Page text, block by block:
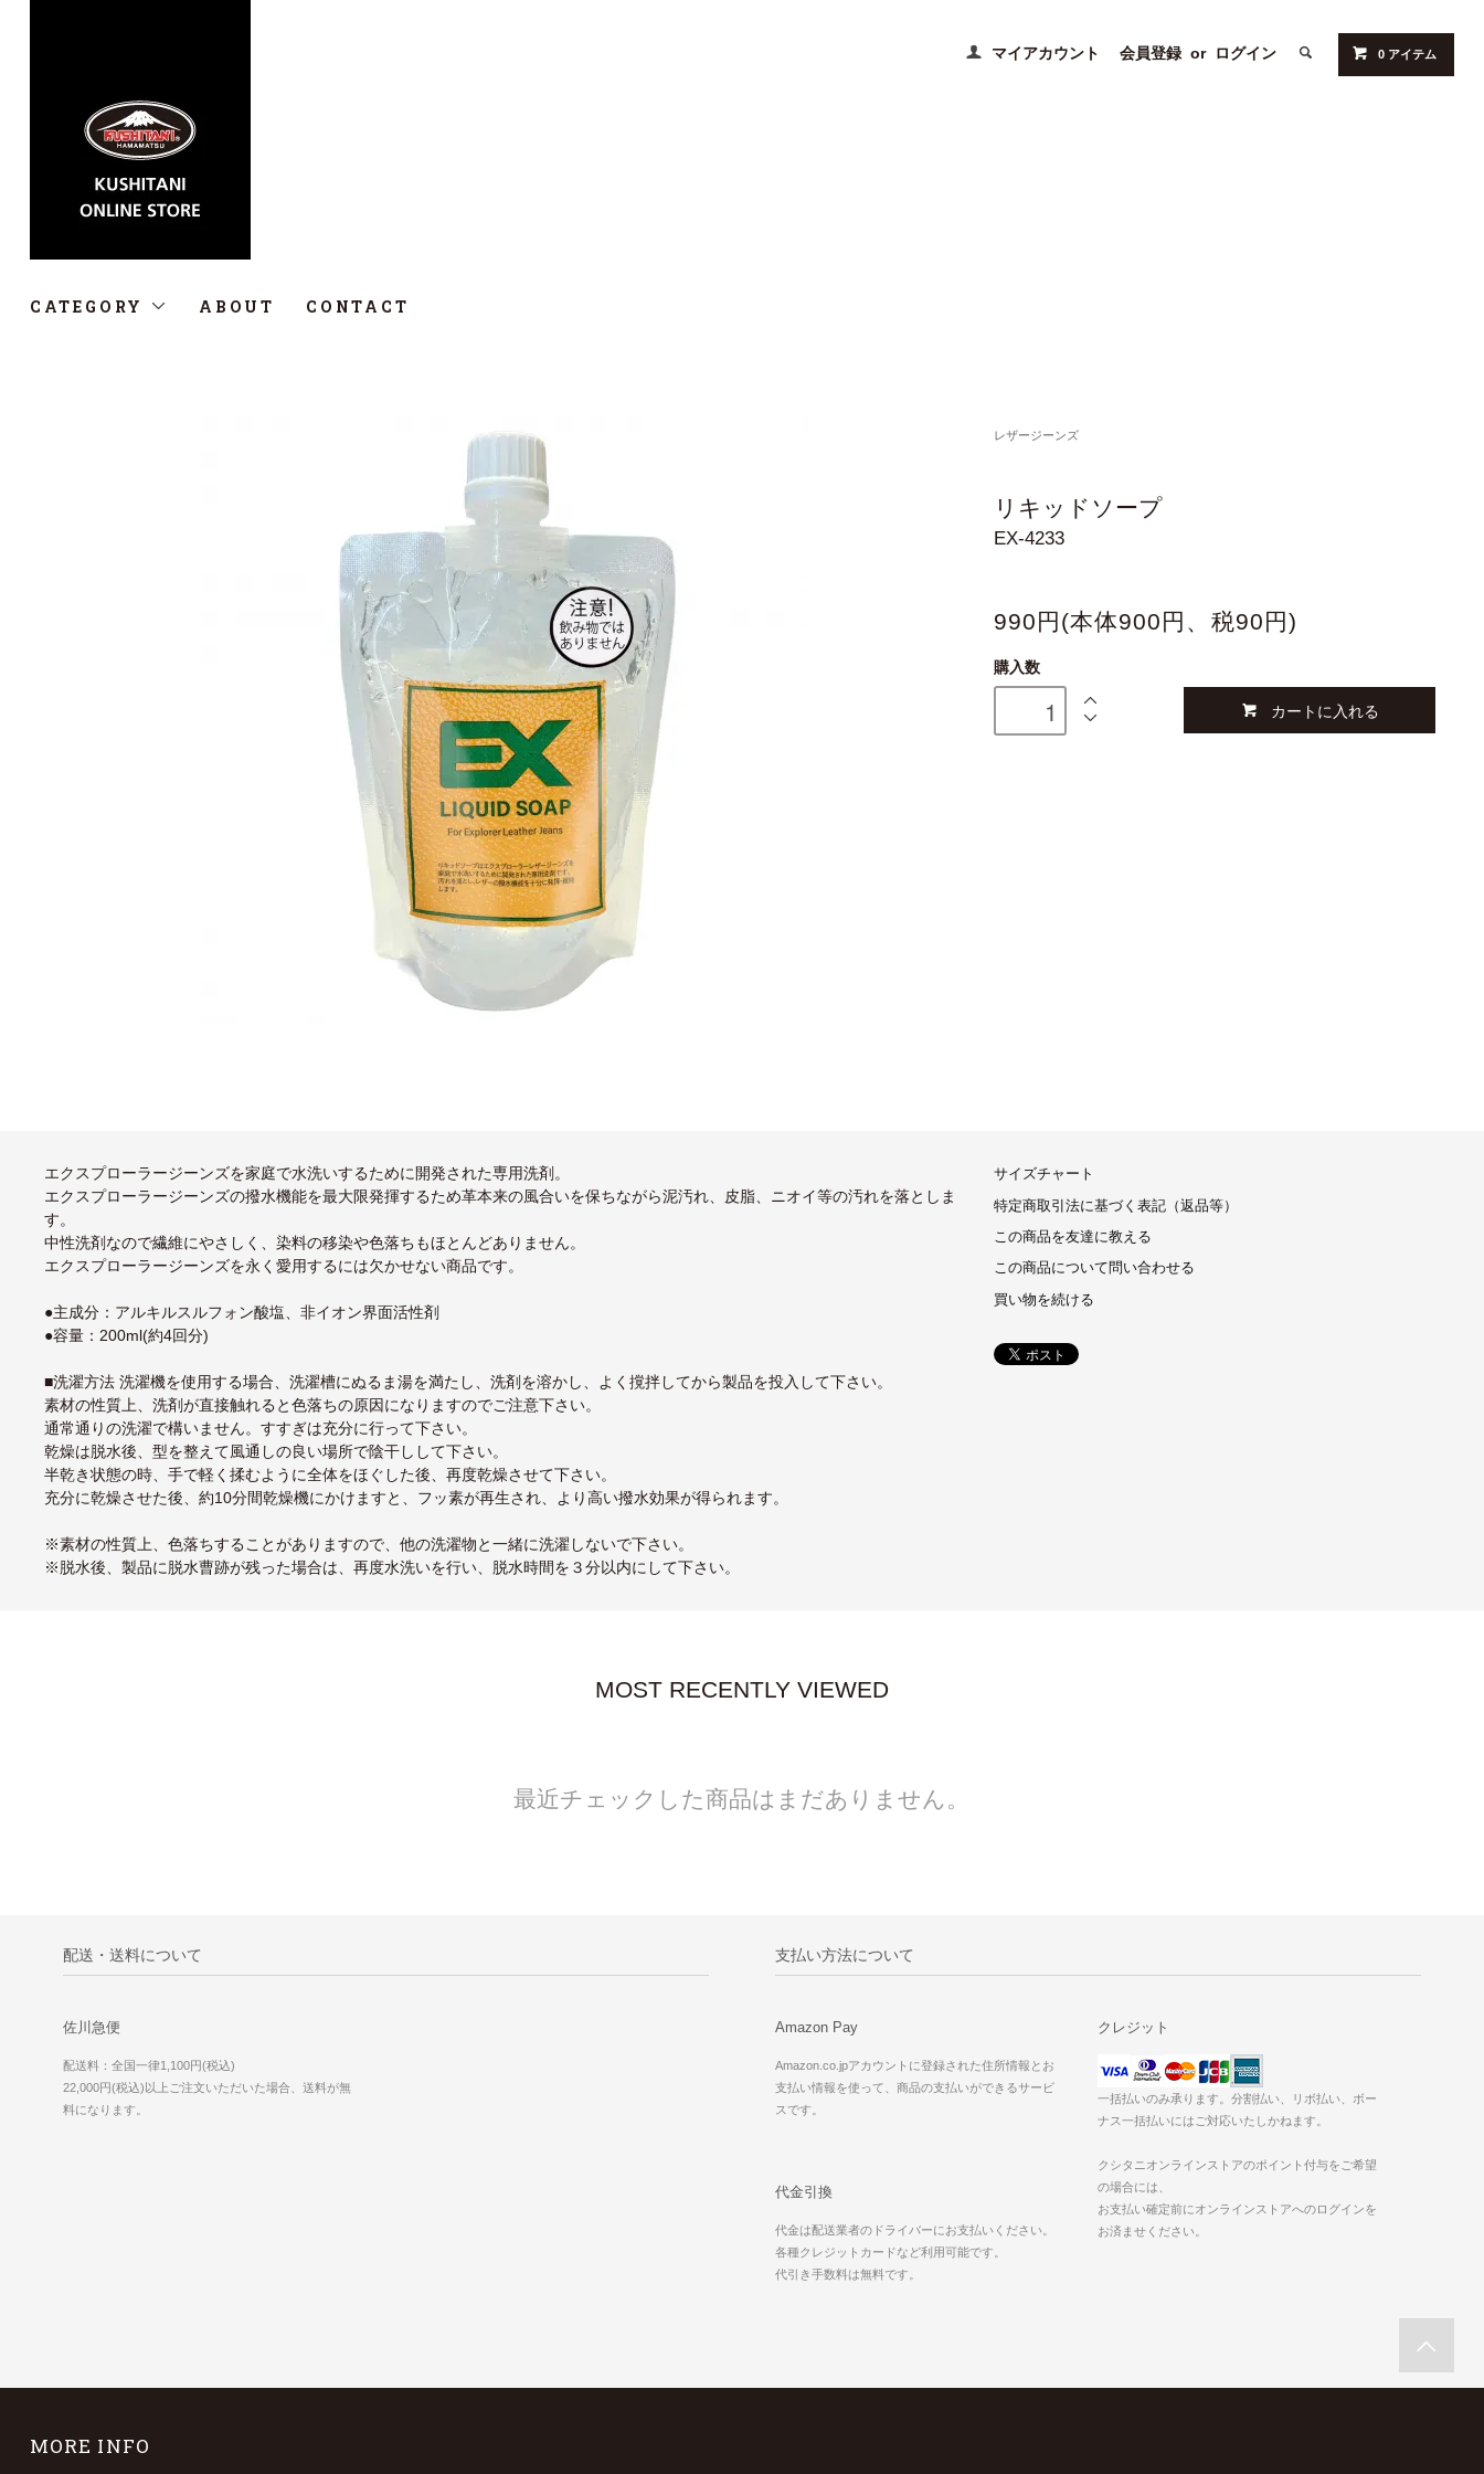
マイアカウント 会員登録 or ログイン 0 アイテム
CATEGORY ABOUT CONTACT
レザージーンズ
リキッドソープ
EX-4233
990円(本体900円、税90円)
購入数
カートに入れる
エクスプローラージーンズを家庭で水洗いするために開発された専用洗剤。
エクスプローラージーンズの撥水機能を最大限発揮するため革本来の風合いを保ちながら泥汚れ、皮脂、ニオイ等の汚れを落としま
す。
中性洗剤なので繊維にやさしく、染料の移染や色落ちもほとんどありません。
エクスプローラージーンズを永く愛用するには欠かせない商品です。
●主成分：アルキルスルフォン酸塩、非イオン界面活性剤
●容量：200ml(約4回分)
■洗濯方法 洗濯機を使用する場合、洗濯槽にぬるま湯を満たし、洗剤を溶かし、よく撹拌してから製品を投入して下さい。
素材の性質上、洗剤が直接触れると色落ちの原因になりますのでご注意下さい。
通常通りの洗濯で構いません。すすぎは充分に行って下さい。
乾燥は脱水後、型を整えて風通しの良い場所で陰干しして下さい。
半乾き状態の時、手で軽く揉むように全体をほぐした後、再度乾燥させて下さい。
充分に乾燥させた後、約10分間乾燥機にかけますと、フッ素が再生され、より高い撥水効果が得られます。
※素材の性質上、色落ちすることがありますので、他の洗濯物と一緒に洗濯しないで下さい。
※脱水後、製品に脱水曹跡が残った場合は、再度水洗いを行い、脱水時間を３分以内にして下さい。
サイズチャート
特定商取引法に基づく表記（返品等）
この商品を友達に教える
この商品について問い合わせる
買い物を続ける
MOST RECENTLY VIEWED
最近チェックした商品はまだありません。
配送・送料について
佐川急便
配送料：全国一律1,100円(税込)
22,000円(税込)以上ご注文いただいた場合、送料が無
料になります。
支払い方法について
Amazon Pay
Amazon.co.jpアカウントに登録された住所情報とお
支払い情報を使って、商品の支払いができるサービ
スです。
クレジット
一括払いのみ承ります。分割払い、リボ払い、ボー
ナス一括払いにはご対応いたしかねます。
クシタニオンラインストアのポイント付与をご希望
の場合には、
お支払い確定前にオンラインストアへのログインを
お済ませください。
代金引換
代金は配送業者のドライバーにお支払いください。
各種クレジットカードなど利用可能です。
代引き手数料は無料です。
MORE INFO